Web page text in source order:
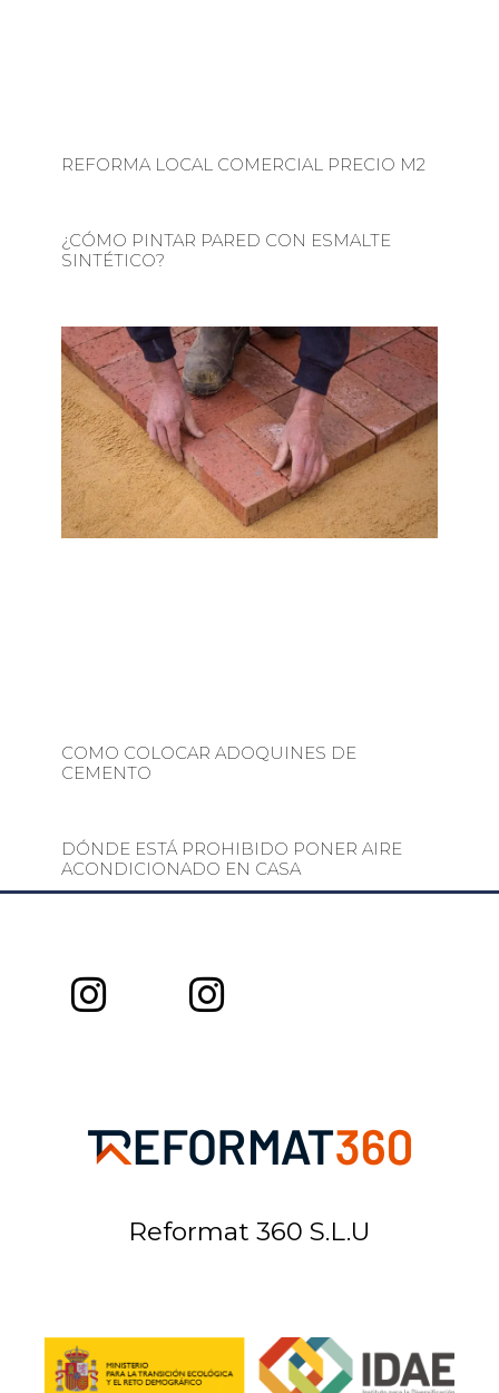
REFORMA LOCAL COMERCIAL PRECIO M2
¿CÓMO PINTAR PARED CON ESMALTE
SINTÉTICO?
COMO COLOCAR ADOQUINES DE
CEMENTO
DÓNDE ESTÁ PROHIBIDO PONER AIRE
ACONDICIONADO EN CASA
Reformat 360 S.L.U